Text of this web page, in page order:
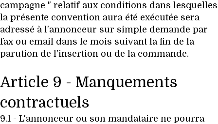
campagne " relatif aux conditions dans lesquelles
la présente convention aura été exécutée sera
adressé à l'annonceur sur simple demande par
fax ou email dans le mois suivant la fin de la
parution de l'insertion ou de la commande.
Article 9 - Manquements
contractuels
9.1 - L'annonceur ou son mandataire ne pourra